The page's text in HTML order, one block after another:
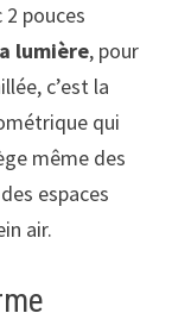
2 pouces
lumière, pour
c’est la
qui
même des
espaces
air.